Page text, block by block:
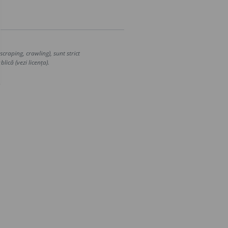
crawling), sunt strict
(vezi licența).